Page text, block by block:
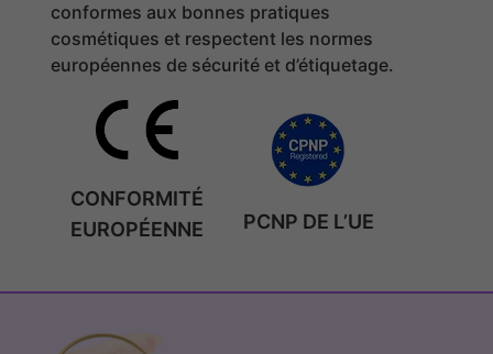
conformes aux bonnes pratiques
cosmétiques et respectent les normes
européennes de sécurité et d’étiquetage.
CONFORMITÉ
EUROPÉENNE
PCNP DE L’UE